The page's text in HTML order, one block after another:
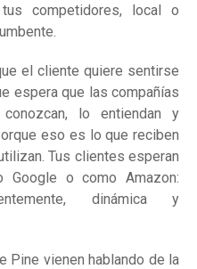
competidores, local o
el cliente quiere sentirse
espera que las compañías
lo entiendan y
eso es lo que reciben
Tus clientes esperan
o como Amazon:
dinámica y
Pine vienen hablando de la